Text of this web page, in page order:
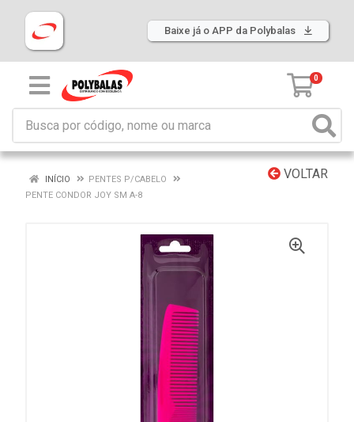
Baixe já o APP da Polybalas
0
VOLTAR
INÍCIO
PENTES P/CABELO
PENTE CONDOR JOY SM A-8